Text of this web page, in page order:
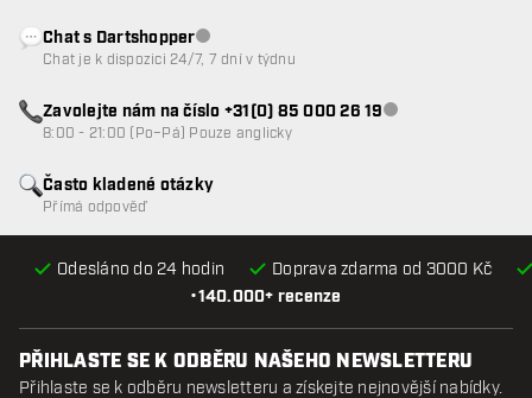
•140.000+ recenze
Odesláno do 24 hodin Doprava zdarma od 3000 Kč
Často kladené otázky
Přímá odpověď
Chat s DartshopperZákaznický servis nedostupný
Chat je k dispozici 24/7, 7 dní v týdnu
Zavolejte nám na číslo +31(0) 85 000 26 19Zákaznický servis
8:00 - 21:00 (Po–Pá) Pouze anglicky
PŘIHLASTE SE K ODBĚRU NAŠEHO NEWSLETTERU
Přihlaste se k odběru newsletteru a získejte nejnovější nabídky.